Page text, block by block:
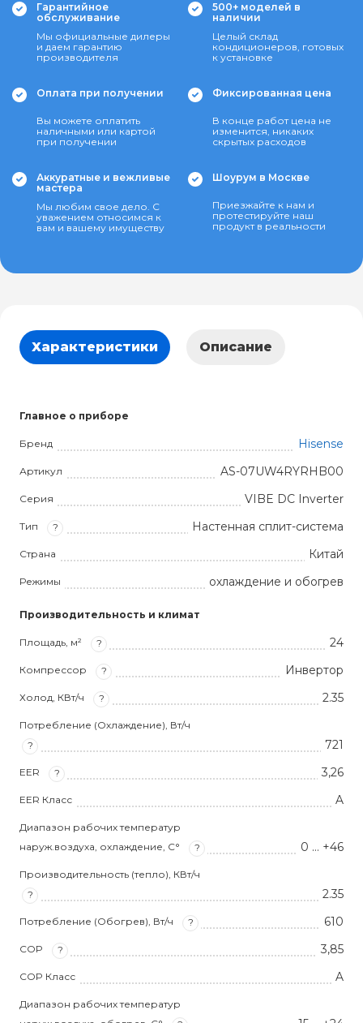
Гарантийное
обслуживание
Мы официальные дилеры
и даем гарантию
производителя
500+ моделей в
наличии
Целый склад
кондиционеров, готовых
к установке
Оплата при получении
Вы можете оплатить
наличными или картой
при получении
Фиксированная цена
В конце работ цена не
изменится, никаких
скрытых расходов
Аккуратные и вежливые
мастера
Мы любим свое дело. С
уважением относимся к
вам и вашему имуществу
Шоурум в Москве
Приезжайте к нам и
протестируйте наш
продукт в реальности
Характеристики Описание
Главное о приборе
Бренд Hisense
Артикул AS-07UW4RYRHB00
Серия VIBE DC Inverter
Тип ? Настенная сплит-система
Страна Китай
Режимы охлаждение и обогрев
Производительность и климат
Площадь, м² ? 24
Компрессор ? Инвертор
Холод, КВт/ч ? 2.35
Потребление (Охлаждение), Вт/ч
?
721
EER ? 3,26
EER Класс A
Диапазон рабочих температур
наруж.воздуха, охлаждение, С°
? 0 … +46
Производительность (тепло), КВт/ч
?
2.35
Потребление (Обогрев), Вт/ч ? 610
COP ? 3,85
COP Класс A
Диапазон рабочих температур